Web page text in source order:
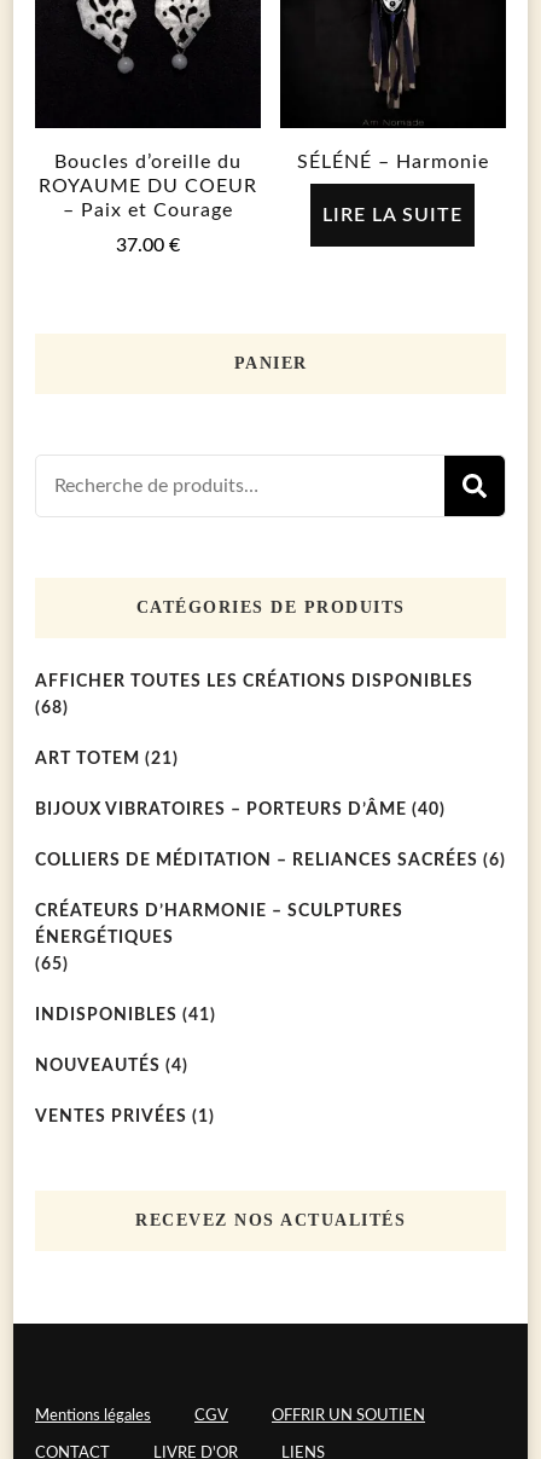
Boucles d’oreille du
ROYAUME DU COEUR
– Paix et Courage
37.00€
SÉLÉNÉ – Harmonie
LIRE LA SUITE
PANIER
pour :
CATÉGORIES DE PRODUITS
AFFICHER TOUTES LES CRÉATIONS DISPONIBLES
(68)
ART TOTEM (21)
BIJOUX VIBRATOIRES – PORTEURS D’ÂME (40)
COLLIERS DE MÉDITATION – RELIANCES SACRÉES (6)
CRÉATEURS D’HARMONIE – SCULPTURES
ÉNERGÉTIQUES
(65)
INDISPONIBLES (41)
NOUVEAUTÉS (4)
VENTES PRIVÉES (1)
RECEVEZ NOS ACTUALITÉS
Mentions légales CGV OFFRIR UN SOUTIEN
CONTACT LIVRE D'OR LIENS